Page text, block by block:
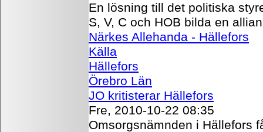
En lösning till det politiska
S, V, C och HOB bilda en
Närkes Allehanda - Hällefors
Källa
Hällefors
Örebro Län
JO kritisterar Hällefors
Fre, 2010-10-22 08:35
Omsorgsnämnden i Hällefors